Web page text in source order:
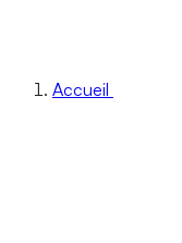
Accueil